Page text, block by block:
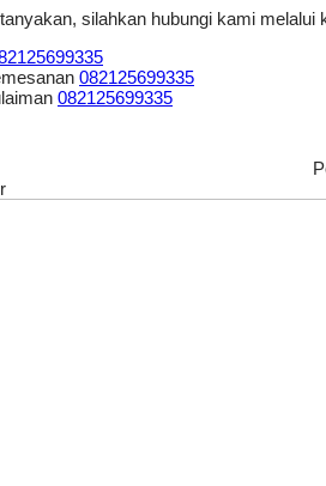
silahkan hubungi kami melalui
082125699335
082125699335